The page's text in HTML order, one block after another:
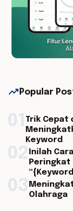
trending_up Popular
Trik Cepat
Keyword
Inilah
Peringkat
Olahraga